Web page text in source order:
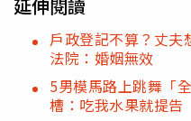
延伸閱讀
戶政登記不算？丈
法院：婚姻無效
5男模馬路上跳舞「
槽：吃我水果就提告